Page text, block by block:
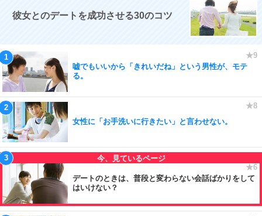
彼女とのデートを成功させる30のコツ
嘘でもいいから「きれいだね」という男性が、モテ
る。
女性に「お手洗いに行きたい」と言わせない。
デートのときは、普段と変わらない会話ばかりをして
はいけない？